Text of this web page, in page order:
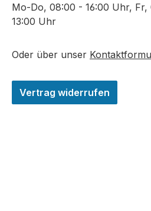
Mo-Do, 08:00 - 16:00 Uhr, Fr,
13:00 Uhr
Oder über unser
Vertrag widerrufen